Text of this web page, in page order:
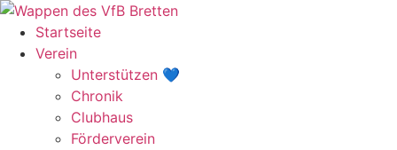
Zum
Inhalt
springen
Startseite
Verein
Unterstützen 💙
Chronik
Clubhaus
Förderverein